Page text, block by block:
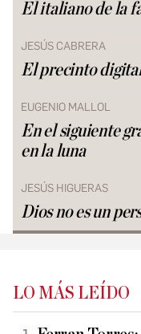
El italiano de la
JESÚS CABRERA
El precinto
EUGENIO MALLOL
En el siguiente
en la luna
JESÚS HIGUERAS
Dios no es un
LO MÁS LEÍDO